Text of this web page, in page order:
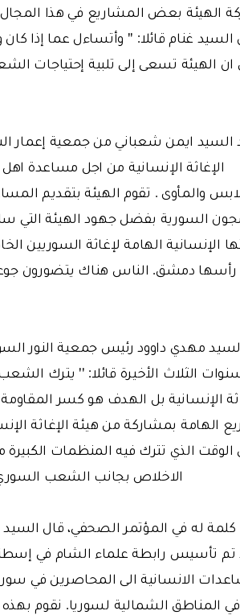
الهيئة بعض المشاريع في هذا
غنام قائلا: '' وأتساءل عما إذا
ان الهيئة تسعى إلى تلبية إحتياجات
السيد ايمن شعباني من جمعية إعمار
الإغاثة الإنسانية من اجل مساعدة
والمأوى . تقوم الهيئة بتقديم
السورية بفضل جهود الهيئة
الإنسانية الهامة لإغاثة السوريين
رأسها دمشق. الناس هناك يتضورون
مهدي داوود رئيس جمعية النور
الثلاث الأخيرة قائلا: '' يترك
الإنسانية بل الهدف هو كسر
الوقت الذي تترك فيه المنظمات
الاخلاص بجانب الشعب
له في المؤتمر الصحفي، قال
تم تأسيس رابطة علماء الشام في
في المناطق الشمالية لسوريا. نقوم